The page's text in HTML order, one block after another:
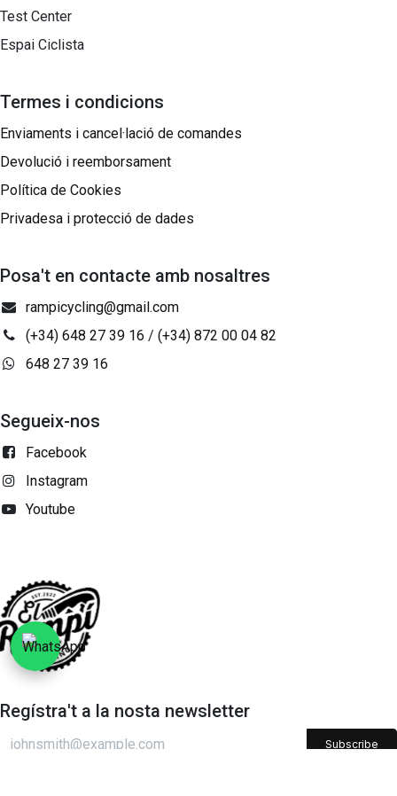
Test Center
Espai Ciclista
Termes i condicions
Enviaments i cancel·lació de comandes
Devolució i reemborsament
Política de Cookies
Privadesa i protecció de dades
Posa't en contacte amb nosaltres
rampicycling@gmail.com
(+34) 648 27 39 16 / (+34) 872 00 04 82
648 27 39 16
Segueix-nos
Facebook
Instagram
Youtube
Regístra't a la nosta newsletter
Subscribe